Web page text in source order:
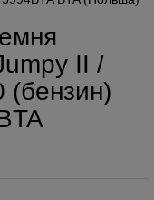
II /
(бензин)